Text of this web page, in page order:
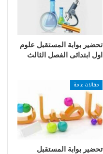
تحضير بوابة المستقبل علوم
اول ابتدائى الفصل الثالث
مقالات عامة
تحضير بوابة المستقبل